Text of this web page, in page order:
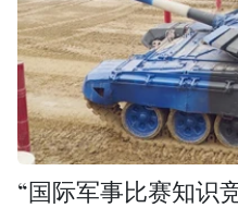
“国际军事比赛知识